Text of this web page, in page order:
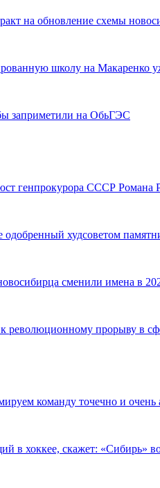
на обновление схемы
школу на Макаренко
заприметили на ОбьГЭС
генпрокурора СССР Романа
одобренный худсоветом
сменили имена в
к революционному прорыву в
команду точечно и очень
в хоккее, скажет: «Сибирь»